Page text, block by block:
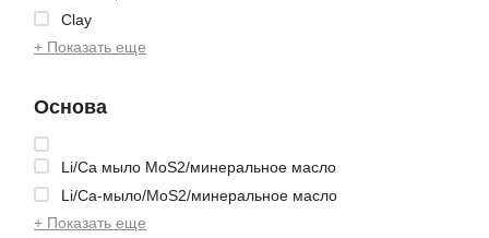
Clay
+ Показать еще
Основа
Li/Ca мыло MoS2/минеральное масло
Li/Ca-мыло/MoS2/минеральное масло
+ Показать еще